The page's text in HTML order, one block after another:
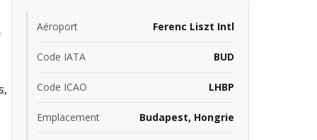
Aéroport Ferenc Liszt Intl
Code IATA BUD
Code ICAO LHBP
Emplacement Budapest, Hongrie